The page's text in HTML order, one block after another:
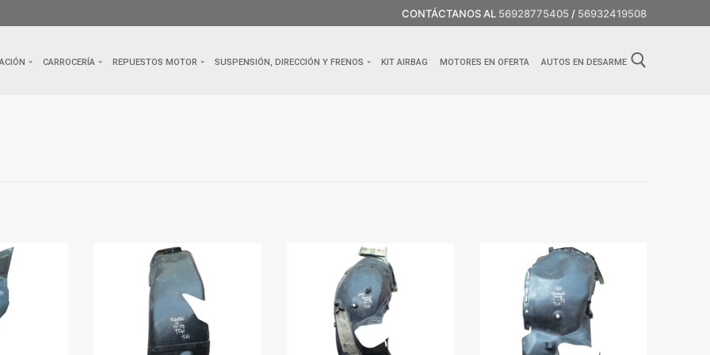
CONTÁCTANOS AL 56928775405 / 56932419508
CARROCERÍA REPUESTOS MOTOR SUSPENSIÓN, DIRECCIÓN Y FRENOS KIT AIRBAG MOTORES EN OFERTA AUTOS EN DESARME